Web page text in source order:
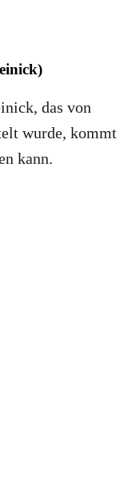
das von
wurde, kommt
kann.